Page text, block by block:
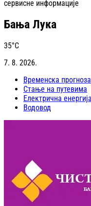
сервисне информације
Бања Лука
35°C
7. 8. 2026.
Временска прогноза
Стање на путевима
Електрична енергија
Водовод